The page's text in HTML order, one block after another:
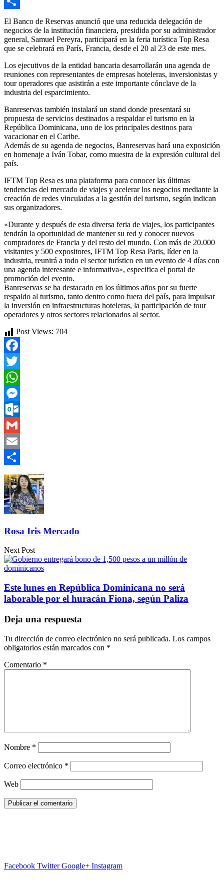
Compartir
El Banco de Reservas anunció que una reducida delegación de
negocios de la institución financiera, presidida por su administrador
general, Samuel Pereyra, participará en la feria turística Top Resa
que se celebrará en París, Francia, desde el 20 al 23 de este mes.
Los ejecutivos de la entidad bancaria desarrollarán una agenda de
reuniones con representantes de empresas hoteleras, inversionistas y
tour operadores que asistirán a este importante cónclave de la
industria del esparcimiento.
Banreservas también instalará un stand donde presentará su
propuesta de servicios destinados a respaldar el turismo en la
República Dominicana, uno de los principales destinos para
vacacionar en el Caribe.
Además de su agenda de negocios, Banreservas hará una exposición
en homenaje a Iván Tobar, como muestra de la expresión cultural del
país.
IFTM Top Resa es una plataforma para conocer las últimas
tendencias del mercado de viajes y acelerar los negocios mediante la
creación de redes vinculadas a la gestión del turismo, según indican
sus organizadores.
«Durante y después de esta diversa feria de viajes, los participantes
tendrán la oportunidad de mantener su red y conocer nuevos
compradores de Francia y del resto del mundo. Con más de 20.000
visitantes y 500 expositores, IFTM Top Resa Paris, líder en la
industria, reunirá a todo el sector turístico en un evento de 4 días con
una agenda interesante e informativa», especifica el portal de
promoción del evento.
Banreservas se ha destacado en los últimos años por su fuerte
respaldo al turismo, tanto dentro como fuera del país, para impulsar
la inversión en infraestructuras hoteleras, la participación de tour
operadores y otros sectores relacionados al sector.
Post Views: 704
Facebook
Twitter
WhatsApp
Messenger
Outlook.com
Gmail
Email
Compartir
Rosa Iris Mercado
Next Post
Este lunes en República Dominicana no será
laborable por el huracán Fiona, según Paliza
Deja una respuesta
Tu dirección de correo electrónico no será publicada. Los campos
obligatorios están marcados con *
Comentario *
Nombre *
Correo electrónico *
Web
Facebook Twitter Google+ Instagram